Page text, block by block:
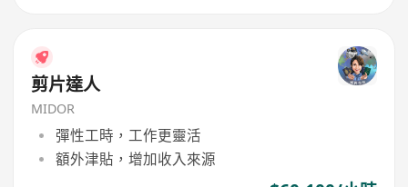
剪片達人
MIDOR
彈性工時，工作更靈活
額外津貼，增加收入來源